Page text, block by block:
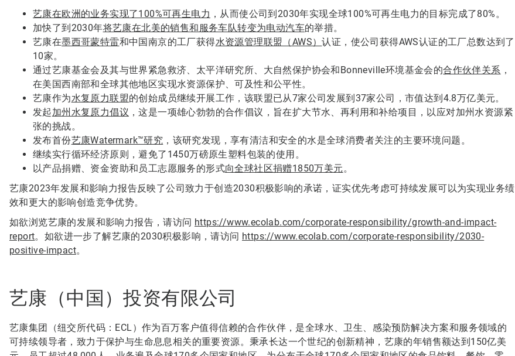
艺康在欧洲的业务实现了100%可再生电力 ，从而使公司到2030年实现全球100%可再生电力的目标完成了80%。
加快了到2030年将艺康在北美的销售和服务车队转变为电动汽车的举措。
艺康在墨西哥蒙特雷和中国南京的工厂获得水资源管理联盟（AWS）认证，使公司获得AWS认证的工厂总数达到了
10家。
通过艺康基金会及其与世界紧急救济、太平洋研究所、大自然保护协会和Bonneville环境基金会的合作伙伴关系 ，
在美国西南部和全球其他地区实现水资源保护、可及性和公平性。
艺康作为水复原力联盟的创始成员继续开展工作，该联盟已从7家公司发展到37家公司，市值达到4.8万亿美元。
发起加州水复原力倡议 ，这是一项雄心勃勃的合作倡议，旨在扩大节水、再利用和补给项目，以应对加州水资源紧
张的挑战。
发布首份艺康Watermark™研究 ，该研究发现，享有清洁和安全的水是全球消费者关注的主要环境问题。
继续实行循环经济原则，避免了1450万磅原生塑料包装的使用。
以产品捐赠、资金资助和员工志愿服务的形式向全球社区捐赠1850万美元 。
艺康2023年发展和影响力报告反映了公司致力于创造2030积极影响的承诺，证实优先考虑可持续发展可以为实现业务绩
效和更大的影响创造竞争优势。
如欲浏览艺康的发展和影响力报告，请访问 https://www.ecolab.com/corporate-responsibility/growth-and-impact-
report。如欲进一步了解艺康的2030积极影响，请访问 https://www.ecolab.com/corporate-responsibility/2030-
positive-impact。
艺康（中国）投资有限公司
艺康集团（纽交所代码：ECL）作为百万客户值得信赖的合作伙伴，是全球水、卫生、感染预防解决方案和服务领域的
可持续领导者，致力于保护与生命息息相关的重要资源。秉承长达一个世纪的创新精神，艺康的年销售额达到150亿美